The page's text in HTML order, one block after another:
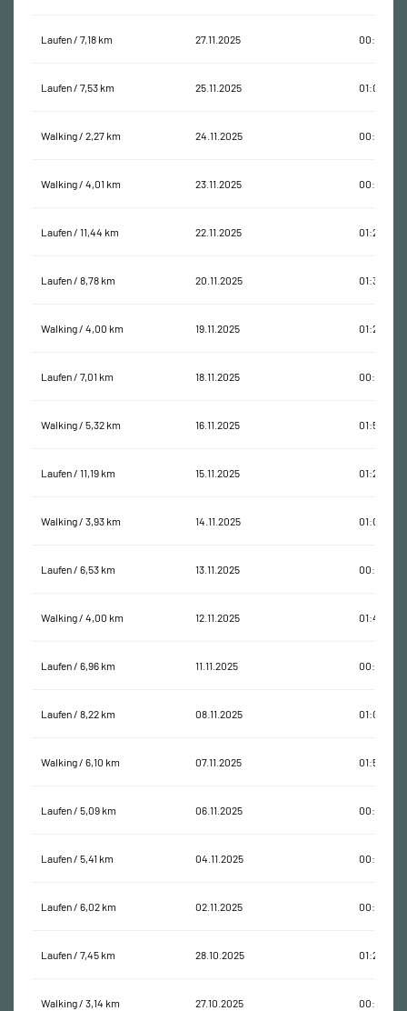
Laufen / 7,18 km 27.11.2025 00:54:07
Laufen / 7,53 km 25.11.2025 01:01:22
Walking / 2,27 km 24.11.2025 00:56:53
Walking / 4,01 km 23.11.2025 00:55:58
Laufen / 11,44 km 22.11.2025 01:26:51
Laufen / 8,78 km 20.11.2025 01:32:15
Walking / 4,00 km 19.11.2025 01:29:52
Laufen / 7,01 km 18.11.2025 00:47:43
Walking / 5,32 km 16.11.2025 01:58:46
Laufen / 11,19 km 15.11.2025 01:23:42
Walking / 3,93 km 14.11.2025 01:03:41
Laufen / 6,53 km 13.11.2025 00:45:10
Walking / 4,00 km 12.11.2025 01:41:46
Laufen / 6,96 km 11.11.2025 00:50:23
Laufen / 8,22 km 08.11.2025 01:04:08
Walking / 6,10 km 07.11.2025 01:51:32
Laufen / 5,09 km 06.11.2025 00:39:17
Laufen / 5,41 km 04.11.2025 00:47:01
Laufen / 6,02 km 02.11.2025 00:50:16
Laufen / 7,45 km 28.10.2025 01:27:47
Walking / 3,14 km 27.10.2025 00:41:06